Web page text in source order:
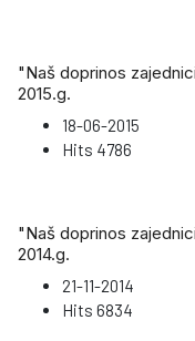
"Naš doprinos
2015.g.
18-06-2015
Hits 4786
"Naš doprinos
2014.g.
21-11-2014
Hits 6834